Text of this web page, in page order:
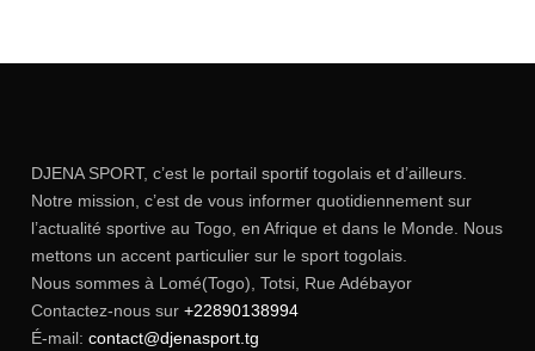
DJENA SPORT, c’est le portail sportif togolais et d’ailleurs.
Notre mission, c’est de vous informer quotidiennement sur
l’actualité sportive au Togo, en Afrique et dans le Monde. Nous
mettons un accent particulier sur le sport togolais.
Nous sommes à Lomé(Togo), Totsi, Rue Adébayor
Contactez-nous sur +22890138994
É-mail: contact@djenasport.tg